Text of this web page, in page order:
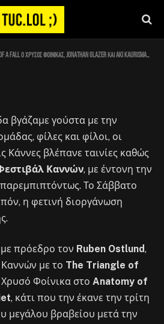
ο Χρυσός Φοίνικας, Jonathan Glazer και Aki Kaurismaki σηκώνουν τα μεγάλα βαβεία
βγάζαμε γούστα με την
φίλες και φίλοι, οι
Κάννες βλέπανε ταινίες καθώς
Καννών, με έντονη την
Το Σάββατο
η φετινή διοργάνωση
πρόεδρο τον Ruben Ostlund,
με το The Triangle of
Φοίνικα στο Anatomy of
, κάτι που την έκανε την τρίτη
μεγάλου βραβείου μετά την